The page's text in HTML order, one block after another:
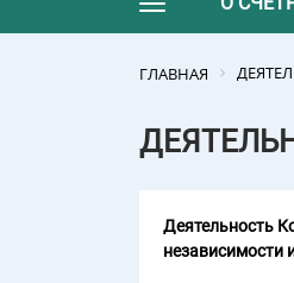
Toggle
ГЛАВНАЯ
Деятельность
независимости